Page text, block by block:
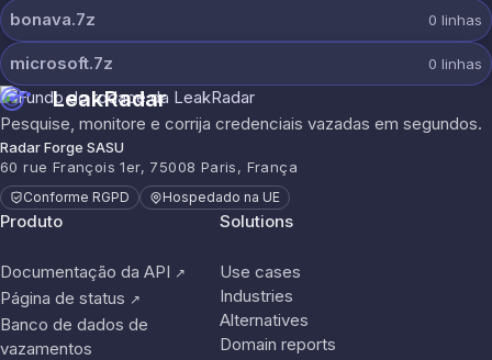
bonava.7z 0 linhas
microsoft.7z 0 linhas
LeakRadar
Pesquise, monitore e corrija credenciais vazadas em segundos.
Radar Forge SASU
60 rue François 1er, 75008 Paris, França
Conforme RGPD Hospedado na UE
Produto
Documentação da API ↗
Página de status ↗
Banco de dados de
vazamentos
Solutions
Use cases
Industries
Alternatives
Domain reports